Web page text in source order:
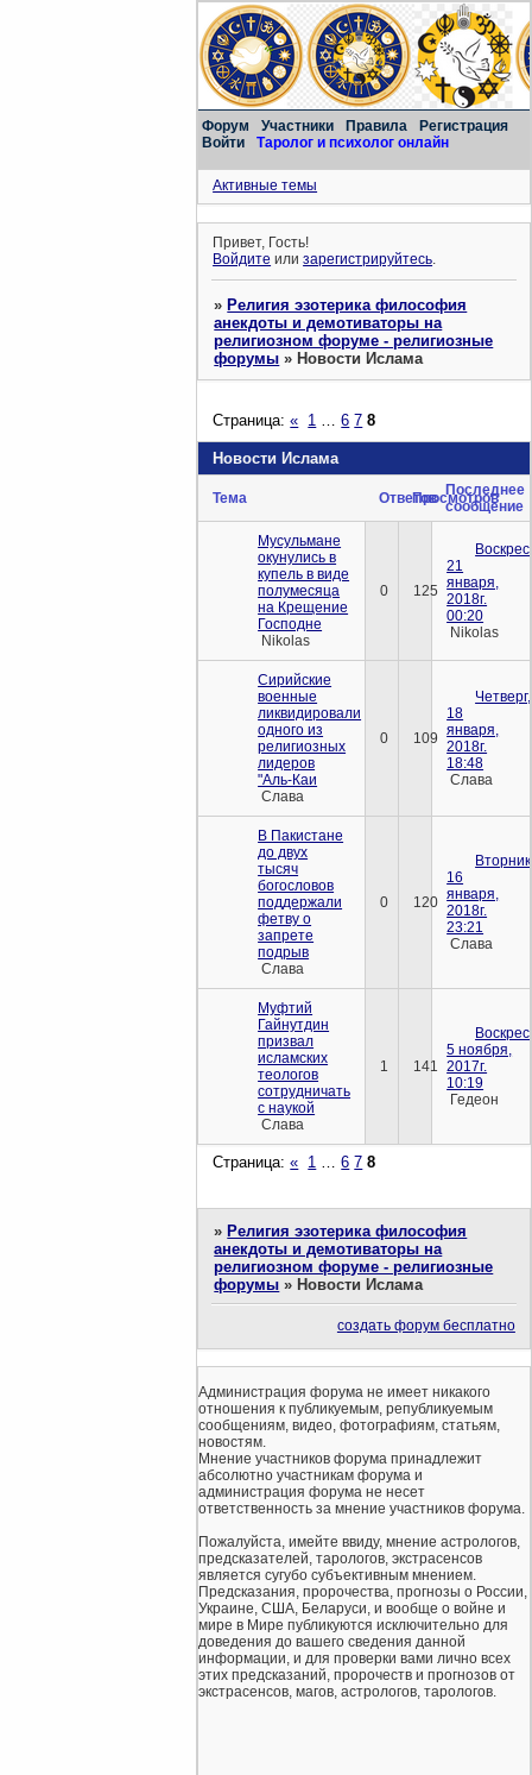
Форум Участники Правила
Регистрация
Войти
Таролог и психолог онлайн
Активные темы
Привет, Гость!
Войдите илизарегистрируйтесь.
»Религия эзотерика философия
анекдоты и демотиваторы на
религиозном форуме - религиозные
форумы »Новости Ислама
Новости Ислама
Страница:« 1 6 7 8
Тема ОтветовПросмотров
Последнее
сообщение
Мусульмане
окунулись в
купель в виде
полумесяца
на Крещение
Господне
Nikolas
0 125
21
января,
2018г.
00:20
Nikolas
Сирийские
военные
ликвидировали
одного из
религиозных
лидеров
"Аль-Каи
Слава
0 109
Четверг,
18
января,
2018г.
18:48
Слава
В Пакистане
до двух
тысяч
богословов
поддержали
фетву о
запрете
подрыв
Слава
0 120
16
января,
2018г.
23:21
Слава
Муфтий
Гайнутдин
призвал
исламских
теологов
сотрудничать
с наукой
Слава
1 141
5 ноября,
2017г.
10:19
Гедеон
Страница:« 1 … 6 7 8
»Религия эзотерика философия
анекдоты и демотиваторы на
религиозном форуме - религиозные
форумы »Новости Ислама
создать форум бесплатно
Администрация форума не имеет никакого
отношения к публикуемым, републикуемым
сообщениям, видео, фотографиям, статьям,
новостям.
Мнение участников форума принадлежит
абсолютно участникам форума и
администрация форума не несет
ответственность за мнение участников форума.
Пожалуйста, имейте ввиду, мнение астрологов,
предсказателей, тарологов, экстрасенсов
является сугубо субъективным мнением.
Предсказания, пророчества, прогнозы о России,
Украине, США, Беларуси, и вообще о войне и
мире в Мире публикуются исключительно для
доведения до вашего сведения данной
информации, и для проверки вами лично всех
этих предсказаний, пророчеств и прогнозов от
экстрасенсов, магов, астрологов, тарологов.